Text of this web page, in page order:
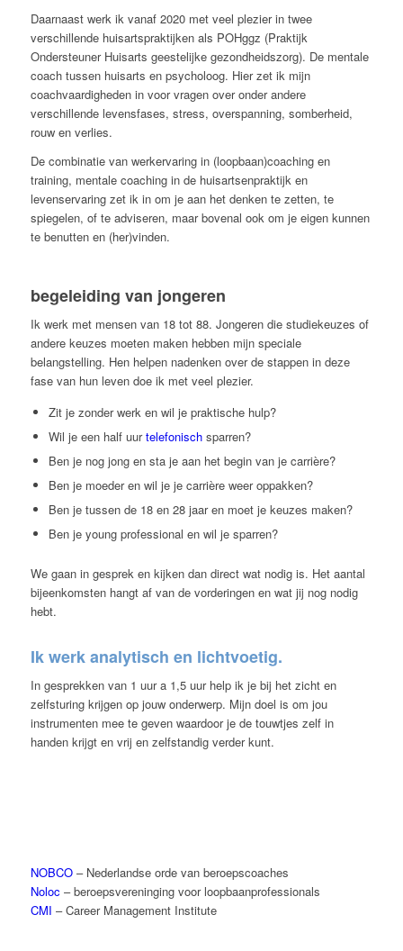
Daarnaast werk ik vanaf 2020 met veel plezier in twee
verschillende huisartspraktijken als POHggz (Praktijk
Ondersteuner Huisarts geestelijke gezondheidszorg). De mentale
coach tussen huisarts en psycholoog. Hier zet ik mijn
coachvaardigheden in voor vragen over onder andere
verschillende levensfases, stress, overspanning, somberheid,
rouw en verlies.
De combinatie van werkervaring in (loopbaan)coaching en
training, mentale coaching in de huisartsenpraktijk en
levenservaring zet ik in om je aan het denken te zetten, te
spiegelen, of te adviseren, maar bovenal ook om je eigen kunnen
te benutten en (her)vinden.
begeleiding van jongeren
Ik werk met mensen van 18 tot 88. Jongeren die studiekeuzes of
andere keuzes moeten maken hebben mijn speciale
belangstelling. Hen helpen nadenken over de stappen in deze
fase van hun leven doe ik met veel plezier.
Zit je zonder werk en wil je praktische hulp?
Wil je een half uurtelefonischsparren?
Ben je nog jong en sta je aan het begin van je carrière?
Ben je moeder en wil je je carrière weer oppakken?
Ben je tussen de 18 en 28 jaar en moet je keuzes maken?
Ben je young professional en wil je sparren?
We gaan in gesprek en kijken dan direct wat nodig is. Het aantal
bijeenkomsten hangt af van de vorderingen en wat jij nog nodig
hebt.
Ik werk analytisch en lichtvoetig.
In gesprekken van 1 uur a 1,5 uur help ik je bij het zicht en
zelfsturing krijgen op jouw onderwerp. Mijn doel is om jou
instrumenten mee te geven waardoor je de touwtjes zelf in
handen krijgt en vrij en zelfstandig verder kunt.
NOBCO– Nederlandse orde van beroepscoaches
Noloc – beroepsvereninging voor loopbaanprofessionals
CMI – Career Management Institute